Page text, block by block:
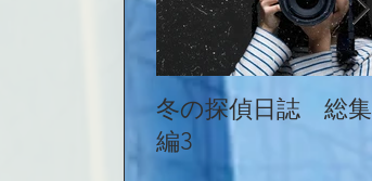
冬の探偵日誌 総集
編3